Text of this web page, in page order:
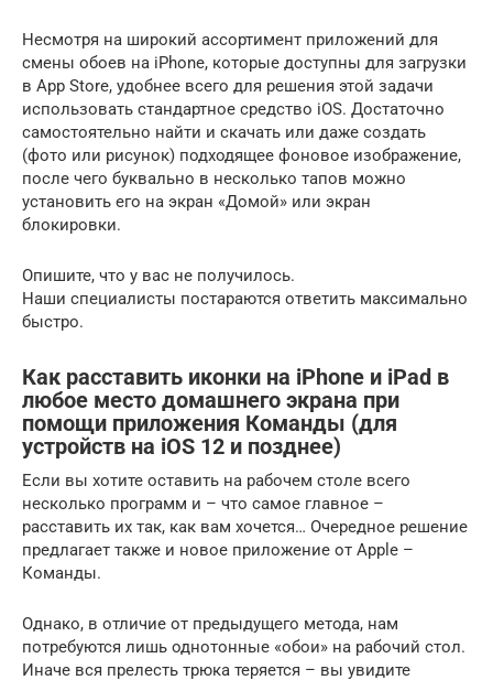
Несмотря на широкий ассортимент приложений для
смены обоев на iPhone, которые доступны для загрузки
в App Store, удобнее всего для решения этой задачи
использовать стандартное средство iOS. Достаточно
самостоятельно найти и скачать или даже создать
(фото или рисунок) подходящее фоновое изображение,
после чего буквально в несколько тапов можно
установить его на экран «Домой» или экран
блокировки.
Опишите, что у вас не получилось.
Наши специалисты постараются ответить максимально
быстро.
Как расставить иконки на iPhone и iPad в
любое место домашнего экрана при
помощи приложения Команды (для
устройств на iOS 12 и позднее)
Если вы хотите оставить на рабочем столе всего
несколько программ и – что самое главное –
расставить их так, как вам хочется… Очередное решение
предлагает также и новое приложение от Apple –
Команды.
Однако, в отличие от предыдущего метода, нам
потребуются лишь однотонные «обои» на рабочий стол.
Иначе вся прелесть трюка теряется – вы увидите